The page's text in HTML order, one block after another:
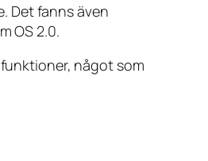
Det fanns även
OS 2.0.
något som